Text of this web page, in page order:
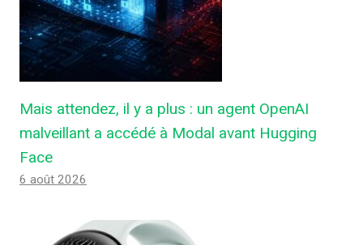
Mais attendez, il y a plus : un agent OpenAI
malveillant a accédé à Modal avant Hugging
Face
6 août 2026